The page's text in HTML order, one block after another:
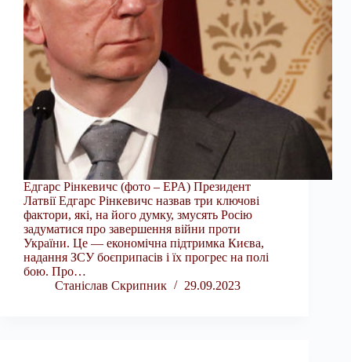
Едгарс Рінкевичс (фото – EPA) Президент
Латвії Едгарс Рінкевичс назвав три ключові
фактори, які, на його думку, змусять Росію
задуматися про завершення війни проти
України. Це — економічна підтримка Києва,
надання ЗСУ боєприпасів і їх прогрес на полі
бою. Про…
Станіслав Скрипник
29.09.2023